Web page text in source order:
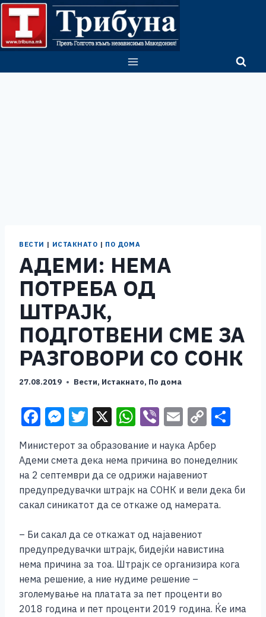
Skip
content
ВЕСТИ | ИСТАКНАТО | ПО ДОМА
АДЕМИ: НЕМА
ПОТРЕБА ОД
ШТРАЈК,
ПОДГОТВЕНИ СМЕ ЗА
РАЗГОВОРИ СО СОНК
27.08.2019 Вести, Истакнато, По дома
F
c
e
b
o
o
k
M
ss
e
n
g
er
T
wi
tt
er
X W
at
s
A
p
p
Vi
er
E
m
ai
l
C
p
y
Li
n
ar
Министерот за образование и наука Арбер
Адеми смета дека нема причина во понеделник
на 2 септември да се одрижи најавениот
предупредувачки штрајк на СОНК и вели дека би
сакал синикатот да се откаже од намерата.
– Би сакал да се откажат од најавениот
предупредувачки штрајк, бидејќи навистина
нема причина за тоа. Штрајк се организира кога
нема решение, а ние нудиме решение –
зголемување на платата за пет проценти во
2018 година и пет проценти 2019 година. Ќе има